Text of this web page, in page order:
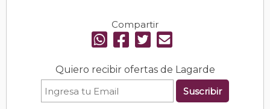
Compartir
Quiero recibir ofertas de Lagarde
Suscribir